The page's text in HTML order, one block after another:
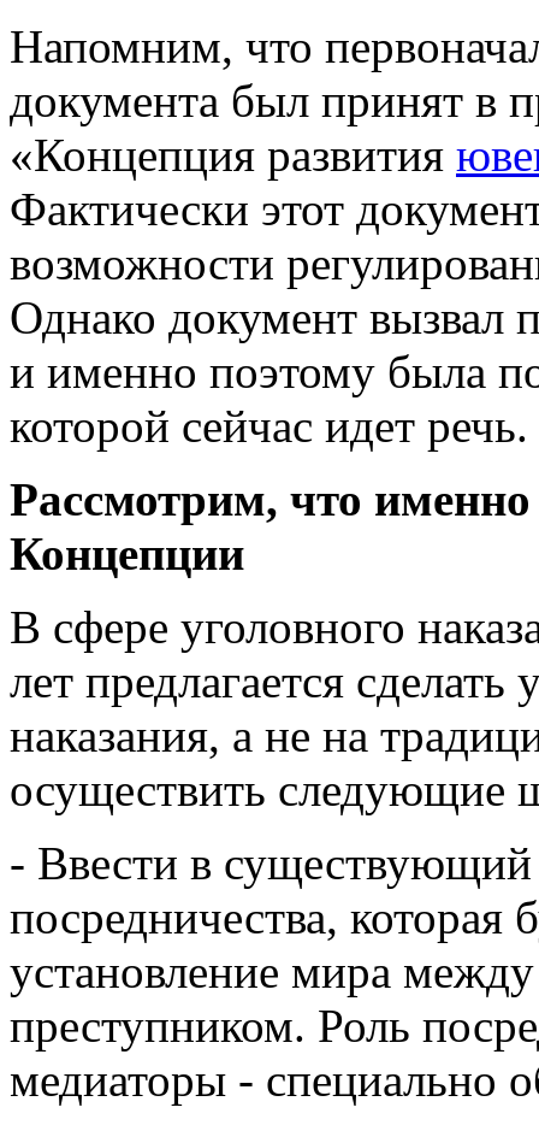
Напомним, что
документа был принят в
«Концепция развития
Фактически этот
возможности
Однако документ вызвал
и именно поэтому была
которой сейчас идет речь.
Рассмотрим, что
Концепции
В сфере уголовного
лет предлагается
наказания, а не на
осуществить следующие
- Ввести в
посредничества, которая
установление мира
преступником. Роль
медиаторы - специально